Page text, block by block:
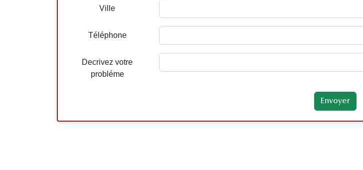
Ville
Téléphone
Decrivez votre
probléme